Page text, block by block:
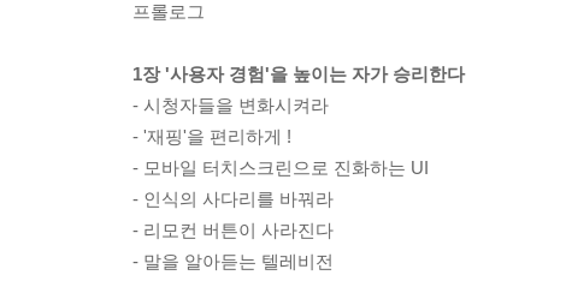
프롤로그
1장 '사용자 경험'을 높이는 자가 승리한다
- 시청자들을 변화시켜라
- '재핑'을 편리하게 !
- 모바일 터치스크린으로 진화하는 UI
- 인식의 사다리를 바꿔라
- 리모컨 버튼이 사라진다
- 말을 알아듣는 텔레비전